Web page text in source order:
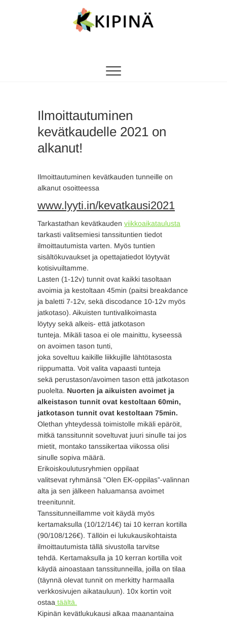
Ilmoittautuminen
kevätkaudelle 2021 on
alkanut!
Ilmoittautuminen kevätkauden tunneille on
alkanut osoitteessa
www.lyyti.in/kevatkausi2021
Tarkastathan kevätkauden viikkoaikataulusta
tarkasti valitsemiesi tanssituntien tiedot
ilmoittautumista varten. Myös tuntien
sisältökuvaukset ja opettajatiedot löytyvät
kotisivuiltamme.
Lasten (1-12v) tunnit ovat kaikki tasoltaan
avoimia ja kestoltaan 45min (paitsi breakdance
ja baletti 7-12v, sekä discodance 10-12v myös
jatkotaso). Aikuisten tuntivalikoimasta
löytyy sekä alkeis- että jatkotason
tunteja. Mikäli tasoa ei ole mainittu, kyseessä
on avoimen tason tunti,
joka soveltuu kaikille liikkujille lähtötasosta
riippumatta. Voit valita vapaasti tunteja
sekä perustason/avoimen tason että jatkotason
puolelta. Nuorten ja aikuisten avoimet ja
alkeistason tunnit ovat kestoltaan 60min,
jatkotason tunnit ovat kestoltaan 75min.
Olethan yhteydessä toimistolle mikäli epäröit,
mitkä tanssitunnit soveltuvat juuri sinulle tai jos
mietit, montako tanssikertaa viikossa olisi
sinulle sopiva määrä.
Erikoiskoulutusryhmien oppilaat
valitsevat ryhmänsä ”Olen EK-oppilas”-valinnan
alta ja sen jälkeen haluamansa avoimet
treenitunnit.
Tanssitunneillamme voit käydä myös
kertamaksulla (10/12/14€) tai 10 kerran kortilla
(90/108/126€). Tällöin ei lukukausikohtaista
ilmoittautumista tällä sivustolla tarvitse
tehdä. Kertamaksulla ja 10 kerran kortilla voit
käydä ainoastaan tanssitunneilla, joilla on tilaa
(täynnä olevat tunnit on merkitty harmaalla
verkkosivujen aikatauluun). 10x kortin voit
ostaa täältä.
Kipinän kevätlukukausi alkaa maanantaina